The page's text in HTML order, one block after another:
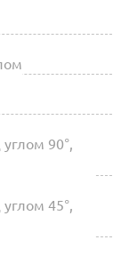
90°,
45°,